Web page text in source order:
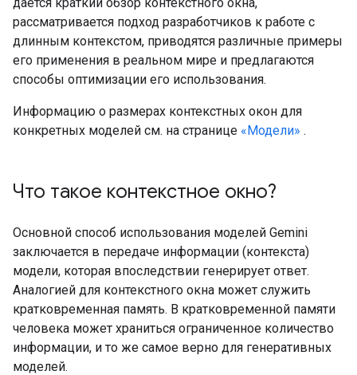
рассматривается подход разработчиков к работе с
длинным контекстом, приводятся различные примеры
его применения в реальном мире и предлагаются
способы оптимизации его использования.
Информацию о размерах контекстных окон для
конкретных моделей см. на странице «Модели» .
Что такое контекстное окно?
Основной способ использования моделей Gemini
заключается в передаче информации (контекста)
модели, которая впоследствии генерирует ответ.
Аналогией для контекстного окна может служить
кратковременная память. В кратковременной памяти
человека может храниться ограниченное количество
информации, и то же самое верно для генеративных
моделей.